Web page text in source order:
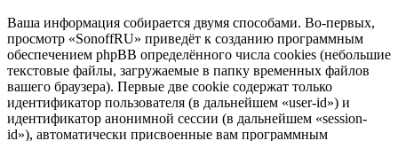
Ваша информация собирается двумя способами. Во-первых,
просмотр «SonoffRU» приведёт к созданию программным
обеспечением phpBB определённого числа cookies (небольшие
текстовые файлы, загружаемые в папку временных файлов
вашего браузера). Первые две cookie содержат только
идентификатор пользователя (в дальнейшем «user-id») и
идентификатор анонимной сессии (в дальнейшем «session-
id»), автоматически присвоенные вам программным